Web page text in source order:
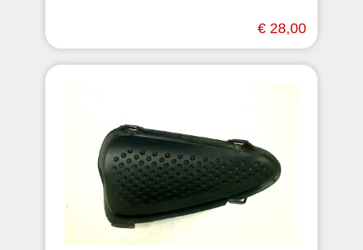
€ 28,00